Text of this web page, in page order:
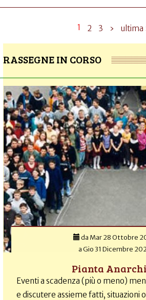
1 2 3 › ultima
RASSEGNE IN CORSO
da Mar 28 Ottobre
aGio 31 Dicembre
Pianta
Eventi a scadenza (più o meno)
e discutere assieme fatti, situazioni